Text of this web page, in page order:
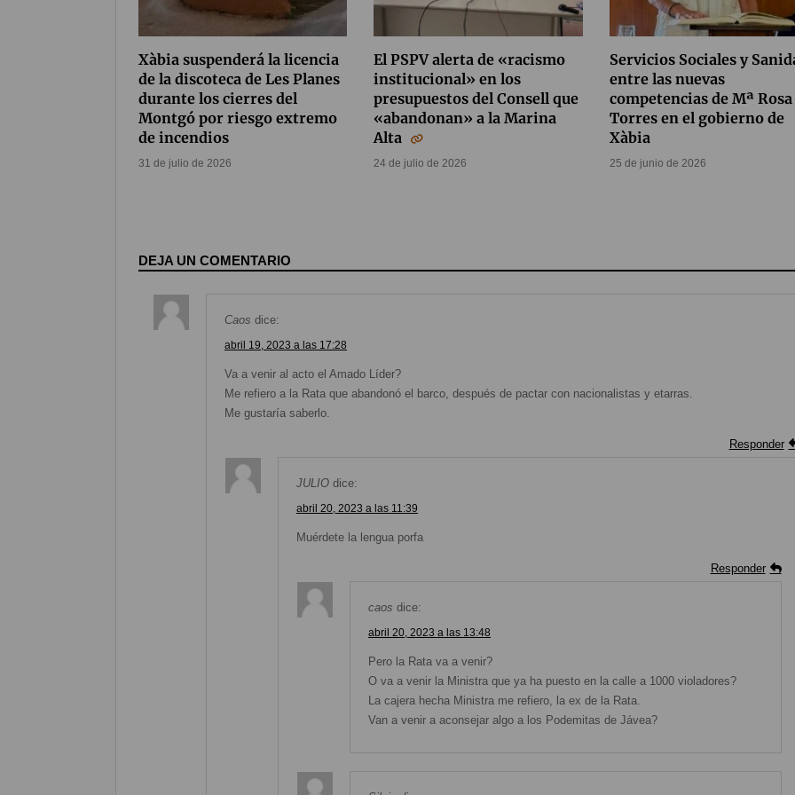
Xàbia suspenderá la licencia
de la discoteca de Les Planes
durante los cierres del
Montgó por riesgo extremo
de incendios
31 de julio de 2026
El PSPV alerta de «racismo
institucional» en los
presupuestos del Consell que
«abandonan» a la Marina
Alta
24 de julio de 2026
Servicios Sociales y
entre las nuevas
competencias de Mª Rosa
Torres en el gobierno de
Xàbia
25 de junio de 2026
DEJA UN COMENTARIO
Caos dice:
abril 19, 2023 a las 17:28
Va a venir al acto el Amado Líder?
Me refiero a la Rata que abandonó el barco, después de pactar con nacionalistas y etarras.
Me gustaría saberlo.
Responder
JULIO dice:
abril 20, 2023 a las 11:39
Muérdete la lengua porfa
Responder
caos dice:
abril 20, 2023 a las 13:48
Pero la Rata va a venir?
O va a venir la Ministra que ya ha puesto en la calle a 1000 violadores?
La cajera hecha Ministra me refiero, la ex de la Rata.
Van a venir a aconsejar algo a los Podemitas de Jávea?